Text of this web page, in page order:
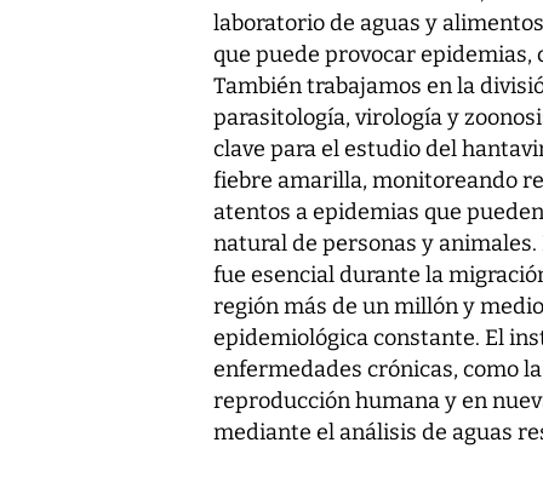
laboratorio de aguas y
que puede provocar
También trabajamos en la
parasitología, virología y
clave para el estudio del
fiebre amarilla, monitoreando
atentos a epidemias que
natural de personas y
fue esencial durante la
región más de un millón y
epidemiológica constante. El
enfermedades crónicas, como
reproducción humana y en
mediante el análisis de aguas